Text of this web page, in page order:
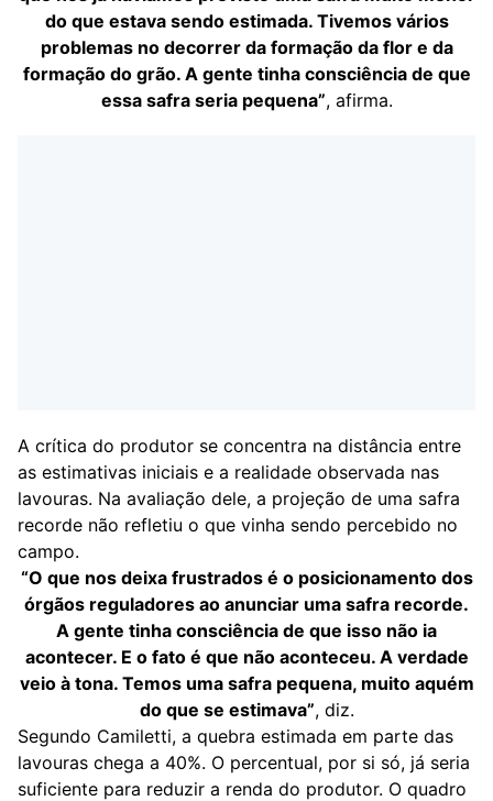
do que estava sendo estimada. Tivemos vários
problemas no decorrer da formação da flor e da
formação do grão. A gente tinha consciência de que
essa safra seria pequena”, afirma.
A crítica do produtor se concentra na distância entre
as estimativas iniciais e a realidade observada nas
lavouras. Na avaliação dele, a projeção de uma safra
recorde não refletiu o que vinha sendo percebido no
campo.
“O que nos deixa frustrados é o posicionamento dos
órgãos reguladores ao anunciar uma safra recorde.
A gente tinha consciência de que isso não ia
acontecer. E o fato é que não aconteceu. A verdade
veio à tona. Temos uma safra pequena, muito aquém
do que se estimava”, diz.
Segundo Camiletti, a quebra estimada em parte das
lavouras chega a 40%. O percentual, por si só, já seria
suficiente para reduzir a renda do produtor. O quadro